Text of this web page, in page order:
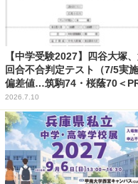
【中学受験2027】四谷大塚
回合不合判定テスト（7/5実施
偏差値…筑駒74・桜蔭70＜
2026.7.10